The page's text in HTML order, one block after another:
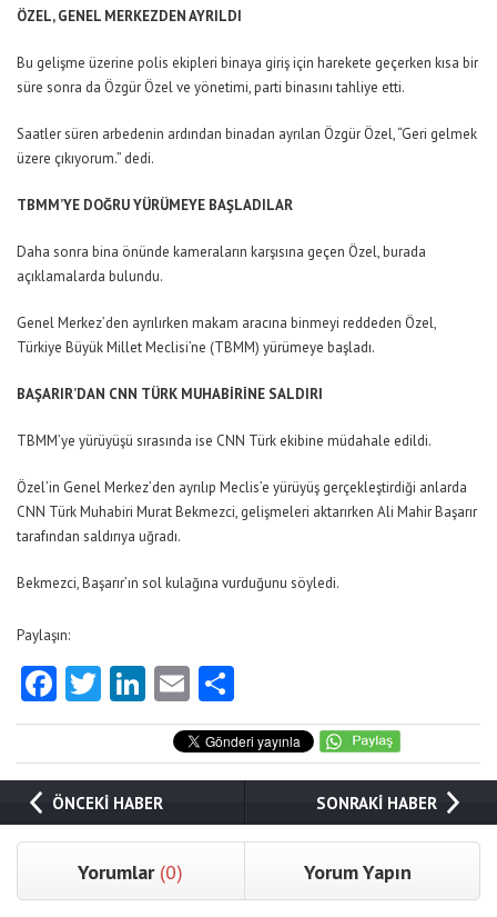
ÖZEL, GENEL MERKEZDEN AYRILDI
Bu gelişme üzerine polis ekipleri binaya giriş için harekete geçerken kısa bir
süre sonra da Özgür Özel ve yönetimi, parti binasını tahliye etti.
Saatler süren arbedenin ardından binadan ayrılan Özgür Özel, “Geri gelmek
üzere çıkıyorum.” dedi.
TBMM’YE DOĞRU YÜRÜMEYE BAŞLADILAR
Daha sonra bina önünde kameraların karşısına geçen Özel, burada
açıklamalarda bulundu.
Genel Merkez’den ayrılırken makam aracına binmeyi reddeden Özel,
Türkiye Büyük Millet Meclisi’ne (TBMM) yürümeye başladı.
BAŞARIR’DAN CNN TÜRK MUHABİRİNE SALDIRI
TBMM’ye yürüyüşü sırasında ise CNN Türk ekibine müdahale edildi.
Özel’in Genel Merkez’den ayrılıp Meclis’e yürüyüş gerçekleştirdiği anlarda
CNN Türk Muhabiri Murat Bekmezci, gelişmeleri aktarırken Ali Mahir Başarır
tarafından saldırıya uğradı.
Bekmezci, Başarır’ın sol kulağına vurduğunu söyledi.
Paylaşın:
Facebook
Twitter
LinkedIn
Email
ÖNCEKİ HABER SONRAKİ HABER
Yorumlar (0) Yorum Yapın